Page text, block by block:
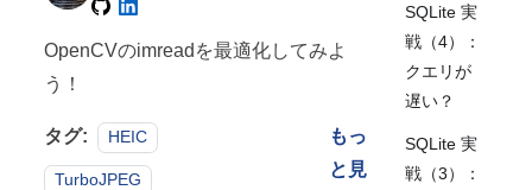
Engineer
OpenCVのimreadを最適化してみよ
う！
タグ: HEIC
TurboJPEG
もっ
と見
SQLite 実
戦（4）：
クエリが
遅い？
SQLite 実
戦（3）：